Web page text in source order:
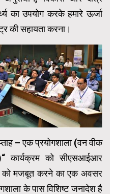
का उपयोग करके हमारे ऊर्जा
की सहायता करना।
– एक प्रयोगशाला (वन वीक
को सीएसआईआर
को मजबूत करने का एक अवसर
के पास विशिष्ट जनादेश है